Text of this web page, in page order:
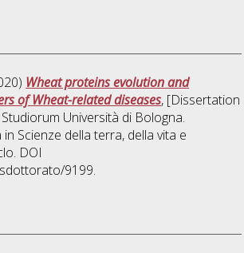
Wheat proteins evolution and
of Wheat-related diseases, [Dissertation
Università di Bologna.
in Scienze della terra, della vita e
DOI
9199.